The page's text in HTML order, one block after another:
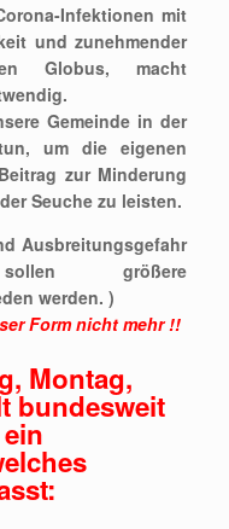
Infektionen mit
und zunehmender
Globus, macht
Gemeinde in der
um die eigenen
zur Minderung
Seuche zu leisten.
Ausbreitungsgefahr
größere
werden. )
Form nicht mehr !!
Montag,
bundesweit